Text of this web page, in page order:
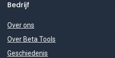
Bedrijf
Over ons
Over Beta Tools
Geschiedenis